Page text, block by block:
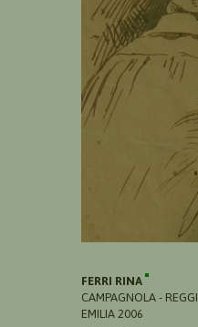
FERRI RINA
CAMPAGNOLA -
EMILIA 2006